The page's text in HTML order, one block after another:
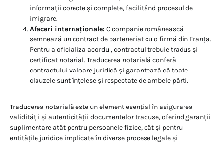
informații corecte și complete, facilitând procesul de
imigrare.
Afaceri internaționale: O companie românească
semnează un contract de parteneriat cu o firmă din Franța.
Pentru a oficializa acordul, contractul trebuie tradus și
certificat notarial. Traducerea notarială conferă
contractului valoare juridică și garantează că toate
clauzele sunt înțelese și respectate de ambele părți.
Traducerea notarială este un element esențial în asigurarea
validității și autenticității documentelor traduse, oferind garanții
suplimentare atât pentru persoanele fizice, cât și pentru
entitățile juridice implicate în diverse procese legale și